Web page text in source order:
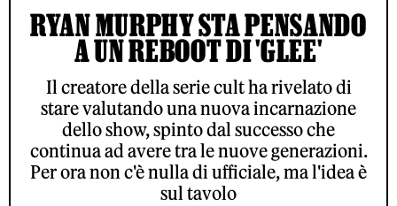
RYAN MURPHY STA PENSANDO
A UN REBOOT DI 'GLEE'
Il creatore della serie cult ha rivelato di
stare valutando una nuova incarnazione
dello show, spinto dal successo che
continua ad avere tra le nuove generazioni.
Per ora non c'è nulla di ufficiale, ma l'idea è
sul tavolo